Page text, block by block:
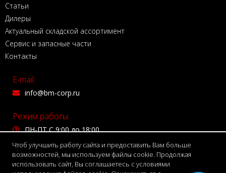
Статьи
Дилеры
Актуальный складской ассортимент
Сервис и запасные части
Контакты
E-mail:
info@bm-corp.ru
Режим работы:
ПН-ПТ С 9:00 до 18:00
Адрес:
150999 г. Ярославль,
Чтоб улучшить работу сайта и предоставить Вам больше
возможностей, мы используем файлы cookie. Продолжая
использовать сайт, Вы соглашаетесь с условиями